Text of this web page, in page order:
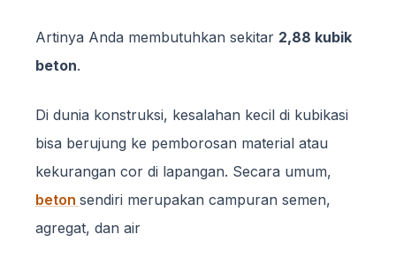
Artinya Anda membutuhkan sekitar 2,88 kubik
beton.
Di dunia konstruksi, kesalahan kecil di kubikasi
bisa berujung ke pemborosan material atau
kekurangan cor di lapangan. Secara umum,
beton sendiri merupakan campuran semen,
agregat, dan air